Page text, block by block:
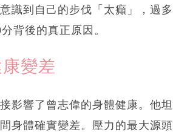
識到自己的步伐「太癲」，過
背後的真正原因。
變差
影響了曾志偉的身體健康。他
身體確實變差。壓力的最大源